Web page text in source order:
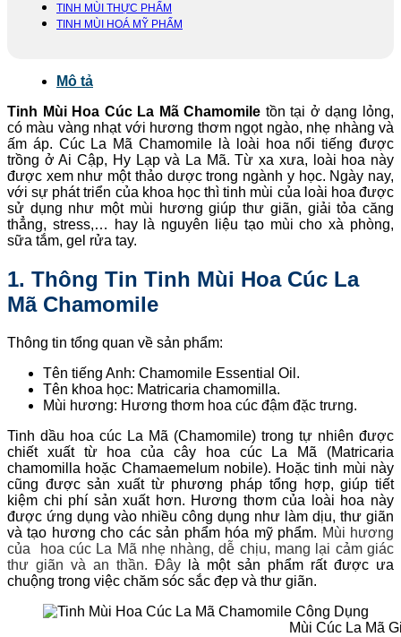
TINH MÙI THỰC PHẨM
TINH MÙI HOÁ MỸ PHẨM
Mô tả
Tinh Mùi Hoa Cúc La Mã Chamomile tồn tại ở dạng lỏng,
có màu vàng nhạt với hương thơm ngọt ngào, nhẹ nhàng và
ấm áp. Cúc La Mã Chamomile là loài hoa nổi tiếng được
trồng ở Ai Cập, Hy Lạp và La Mã. Từ xa xưa, loài hoa này
được xem như một thảo dược trong ngành y học. Ngày nay,
với sự phát triển của khoa học thì tinh mùi của loài hoa được
sử dụng như một mùi hương giúp thư giãn, giải tỏa căng
thẳng, stress,… hay là nguyên liệu tạo mùi cho xà phòng,
sữa tắm, gel rửa tay.
1. Thông Tin Tinh Mùi Hoa Cúc La
Mã Chamomile
Thông tin tổng quan về sản phẩm:
Tên tiếng Anh: Chamomile Essential Oil.
Tên khoa học: Matricaria chamomilla.
Mùi hương: Hương thơm hoa cúc đậm đặc trưng.
Tinh dầu hoa cúc La Mã (Chamomile) trong tự nhiên được
chiết xuất từ hoa của cây hoa cúc La Mã (Matricaria
chamomilla hoặc Chamaemelum nobile). Hoặc tinh mùi này
cũng được sản xuất từ phương pháp tổng hợp, giúp tiết
kiệm chi phí sản xuất hơn. Hương thơm của loài hoa này
được ứng dụng vào nhiều công dụng như làm dịu, thư giãn
và tạo hương cho các sản phẩm hóa mỹ phẩm. Mùi hương
của hoa cúc La Mã nhẹ nhàng, dễ chịu, mang lại cảm giác
thư giãn và an thần. Đây là một sản phẩm rất được ưa
chuộng trong việc chăm sóc sắc đẹp và thư giãn.
Mùi Cúc La Mã